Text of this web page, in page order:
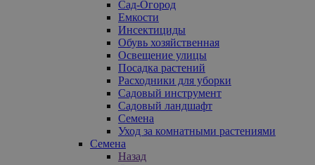
Сад-Огород
Емкости
Инсектициды
Обувь хозяйственная
Освещение улицы
Посадка растений
Расходники для уборки
Садовый инструмент
Садовый ландшафт
Семена
Уход за комнатными растениями
Семена
Назад